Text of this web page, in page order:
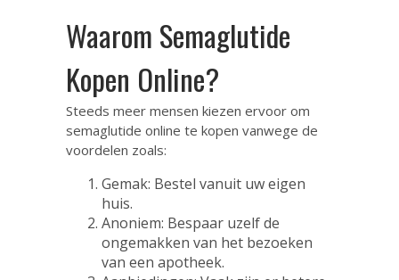
Waarom Semaglutide
Kopen Online?
Steeds meer mensen kiezen ervoor om
semaglutide online te kopen vanwege de
voordelen zoals:
Gemak: Bestel vanuit uw eigen
huis.
Anoniem: Bespaar uzelf de
ongemakken van het bezoeken
van een apotheek.